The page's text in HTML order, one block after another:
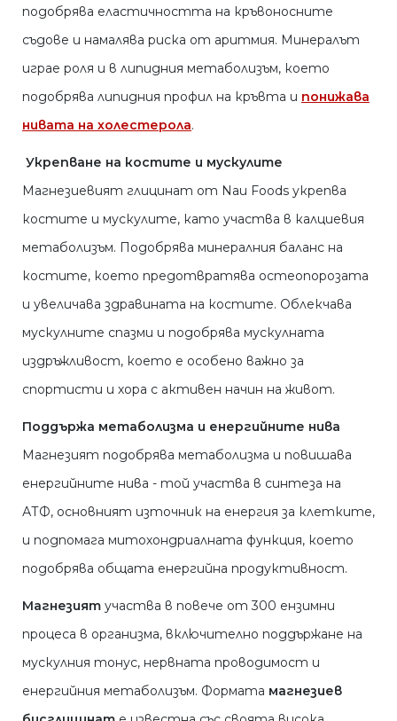
подобрява еластичността на кръвоносните
съдове и намалява риска от аритмия. Минералът
играе роля и в липидния метаболизъм, което
подобрява липидния профил на кръвта и понижава
нивата на холестерола.
Укрепване на костите и мускулите
Магнезиевият глицинат от Nau Foods укрепва
костите и мускулите, като участва в калциевия
метаболизъм. Подобрява минералния баланс на
костите, което предотвратява остеопорозата
и увеличава здравината на костите. Облекчава
мускулните спазми и подобрява мускулната
издръжливост, което е особено важно за
спортисти и хора с активен начин на живот.
Поддържа метаболизма и енергийните нива
Магнезият подобрява метаболизма и повишава
енергийните нива - той участва в синтеза на
АТФ, основният източник на енергия за клетките,
и подпомага митохондриалната функция, което
подобрява общата енергийна продуктивност.
Магнезият участва в повече от 300 ензимни
процеса в организма, включително поддържане на
мускулния тонус, нервната проводимост и
енергийния метаболизъм. Формата магнезиев